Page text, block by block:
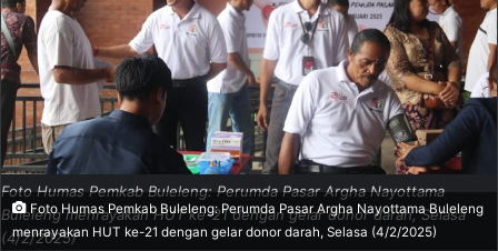
m
i
l
Foto Humas Pemkab Buleleng: Perumda Pasar Argha Nayottama
Buleleng menrayakan HUT ke-21 dengan gelar donor darah, Selasa
(4/2/2025)
Foto Humas Pemkab Buleleng: Perumda Pasar Argha Nayottama Buleleng
menrayakan HUT ke-21 dengan gelar donor darah, Selasa (4/2/2025)